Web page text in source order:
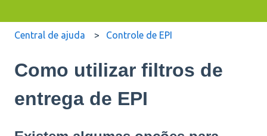
Central de ajuda Controle de EPI
Como utilizar filtros de
entrega de EPI